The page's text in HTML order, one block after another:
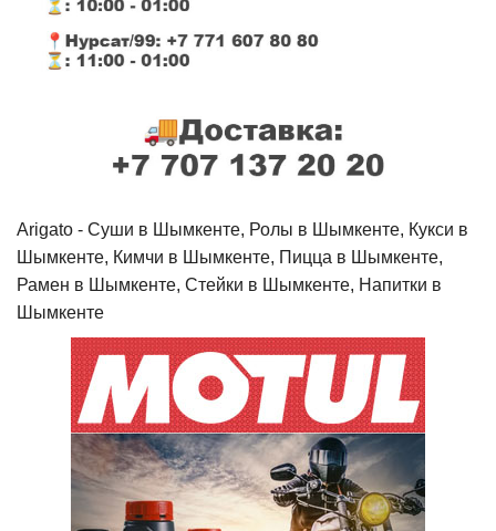
Arigato - Cуши в Шымкенте, Ролы в Шымкенте, Кукси в
Шымкенте, Кимчи в Шымкенте, Пицца в Шымкенте,
Рамен в Шымкенте, Стейки в Шымкенте, Напитки в
Шымкенте